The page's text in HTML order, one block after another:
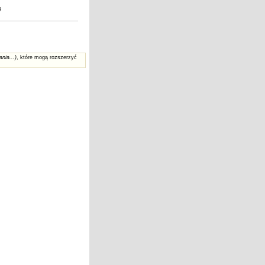
, które mogą rozszerzyć